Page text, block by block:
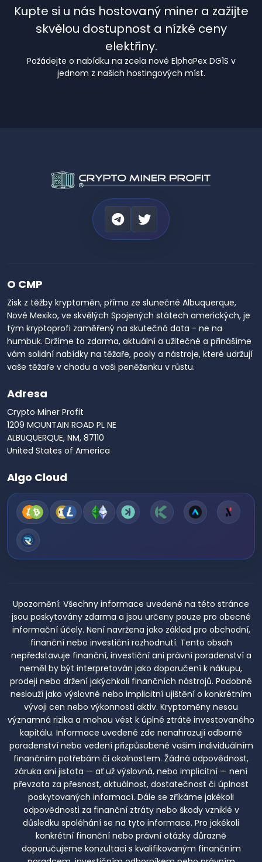
Kupte si u nás hostovaný miner a zažijte
skvělou dostupnost a nízké ceny
elektřiny.
Požádejte o nabídku na zcela nové ElphaPex DG1S v
jednom z našich hostingových míst.
O CMP
Zisk z těžby kryptoměn, přímo ze slunečné Albuquerque,
Nové Mexiko, ve skvělých Spojených státech amerických, je
tým kryptoprofi zaměřený na skutečná data - ne na
humbuk. Držíme to zdarma, aktuální a užitečné a přinášíme
vám solidní nabídky na těžaře, pooly a nástroje, které udržují
vaše těžaře v chodu a vaši peněženku v růstu.
Adresa
Crypto Miner Profit
1209 MOUNTAIN ROAD PL NE
ALBUQUERQUE, NM, 87110
United States of America
Algo Cloud
Upozornění: Všechny informace uvedené na této stránce
jsou poskytovány zdarma a jsou určeny pouze pro obecné
informační účely. Není navržena jako základ pro obchodní,
finanční nebo investiční rozhodnutí. Tento obsah
nepředstavuje finanční, investiční ani právní poradenství a
neměl by být interpretován jako doporučení k nákupu,
prodeji nebo držení jakýchkoli finančních nástrojů. Podobně
neslouží jako výslovné nebo implicitní ujištění o konkrétním
vývoji cen nebo výkonnosti aktiv. Kryptoměny nesou
významná rizika a mohou vést k úplné ztrátě investovaného
kapitálu. Informace uvedené zde nenahrazují odborné
poradenství nebo vedení přizpůsobené vašim individuálním
finančním potřebám či okolnostem. Žádná odpovědnost,
záruka ani jistota — ať už výslovná, nebo implicitní — není
převzata za přesnost, aktuálnost, dostatečnost či úplnost
poskytovaných informací. Dále se zříkáme jakékoli
odpovědnosti za finanční ztráty nebo škody vzniklé v
důsledku spoléhání se na tyto informace. Pro jakékoli
konkrétní finanční nebo právní otázky důrazně
doporučujeme konzultaci s kvalifikovaným finančním